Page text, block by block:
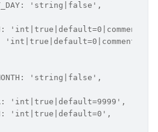
'string|false',
'int|true|default=0|comment=报名
报名
'string|false',
'int|true|default=9999',
'int|true|default=0',